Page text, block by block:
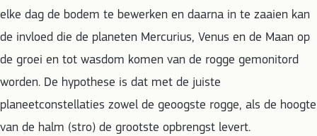
elke dag de bodem te bewerken en daarna in te zaaien kan
de invloed die de planeten Mercurius, Venus en de Maan op
de groei en tot wasdom komen van de rogge gemonitord
worden. De hypothese is dat met de juiste
planeetconstellaties zowel de geoogste rogge, als de hoogte
van de halm (stro) de grootste opbrengst levert.